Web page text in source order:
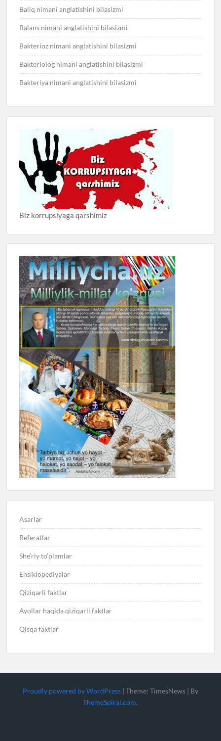
Baliq nimani anglatishini bilasizmi
Balans nimani anglatishini bilasizmi
Bakterioz nimani anglatishini bilasizmi
Bakteriolog nimani anglatishini bilasizmi
Bakteriya nimani anglatishini bilasizmi
Biz korrupsiyaga qarshimiz
Asarlar
Referatlar
She’riy to’plamlar
Ensiklopediyalar
Qiziqarli faktlar
Ayollar haqida qiziqarli faktlar
Qisqa faktlar
Proudly powered by WordPress | Theme: TimesNews | By
ThemeSpiral.com.